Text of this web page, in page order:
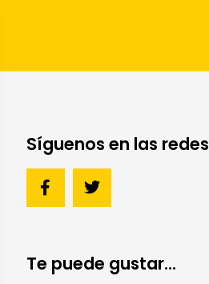
Síguenos en las redes
Te puede gustar...